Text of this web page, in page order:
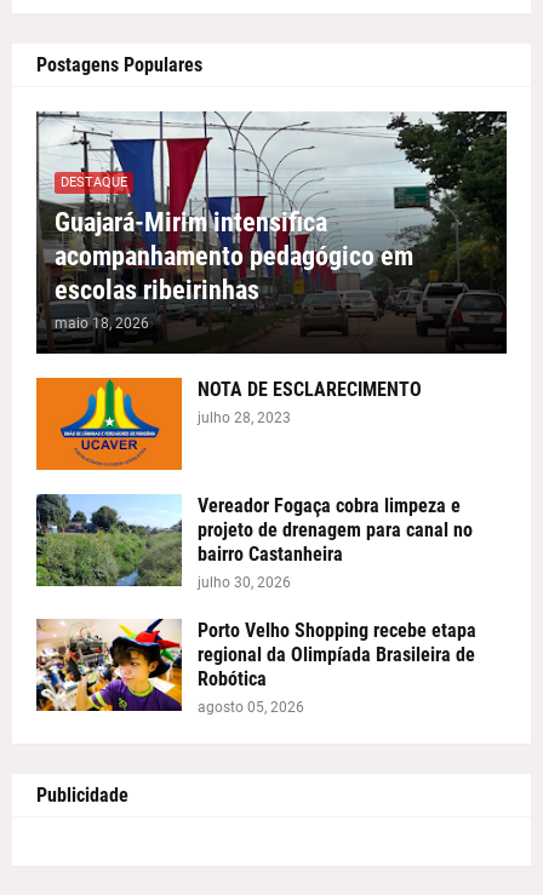
Postagens Populares
DESTAQUE
Guajará-Mirim intensifica
acompanhamento pedagógico em
escolas ribeirinhas
maio 18, 2026
NOTA DE ESCLARECIMENTO
julho 28, 2023
Vereador Fogaça cobra limpeza e
projeto de drenagem para canal no
bairro Castanheira
julho 30, 2026
Porto Velho Shopping recebe etapa
regional da Olimpíada Brasileira de
Robótica
agosto 05, 2026
Publicidade